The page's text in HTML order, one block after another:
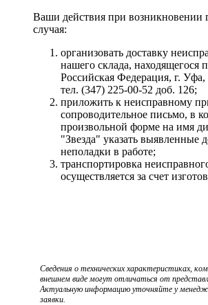
Ваши действия при возникновении
случая:
организовать доставку
нашего склада, находящегося
Российская Федерация, г. Уфа,
тел. (347) 225-00-52 доб. 126;
приложить к неисправному
сопроводительное письмо, в
произвольной форме на имя
"Звезда" указать выявленные
неполадки в работе;
транспортировка
осуществляется за счет
Сведения о технических характеристиках,
внешнем виде могут отличаться от
Актуальную информацию уточняйте у
заявки.